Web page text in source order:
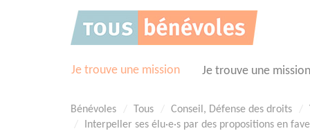
Je trouve une mission Je trouve une
Bénévoles Tous Conseil, Défense des droits
Interpeller ses élu·e·s par des propositions en